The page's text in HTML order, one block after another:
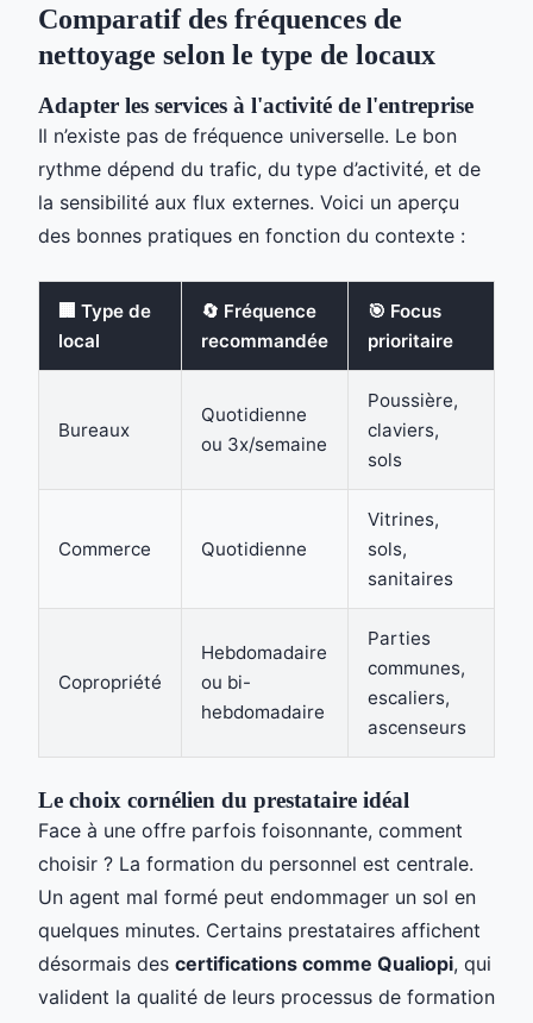
Comparatif des fréquences de
nettoyage selon le type de locaux
Adapter les services à l'activité de l'entreprise
Il n’existe pas de fréquence universelle. Le bon
rythme dépend du trafic, du type d’activité, et de
la sensibilité aux flux externes. Voici un aperçu
des bonnes pratiques en fonction du contexte :
🏢 Type de
local
🔄 Fréquence
recommandée
🎯 Focus
prioritaire
Bureaux
Quotidienne
ou 3x/semaine
Poussière,
claviers,
sols
Commerce Quotidienne
Vitrines,
sols,
sanitaires
Copropriété
Hebdomadaire
ou bi-
hebdomadaire
Parties
communes,
escaliers,
ascenseurs
Le choix cornélien du prestataire idéal
Face à une offre parfois foisonnante, comment
choisir ? La formation du personnel est centrale.
Un agent mal formé peut endommager un sol en
quelques minutes. Certains prestataires affichent
désormais des certifications comme Qualiopi, qui
valident la qualité de leurs processus de formation